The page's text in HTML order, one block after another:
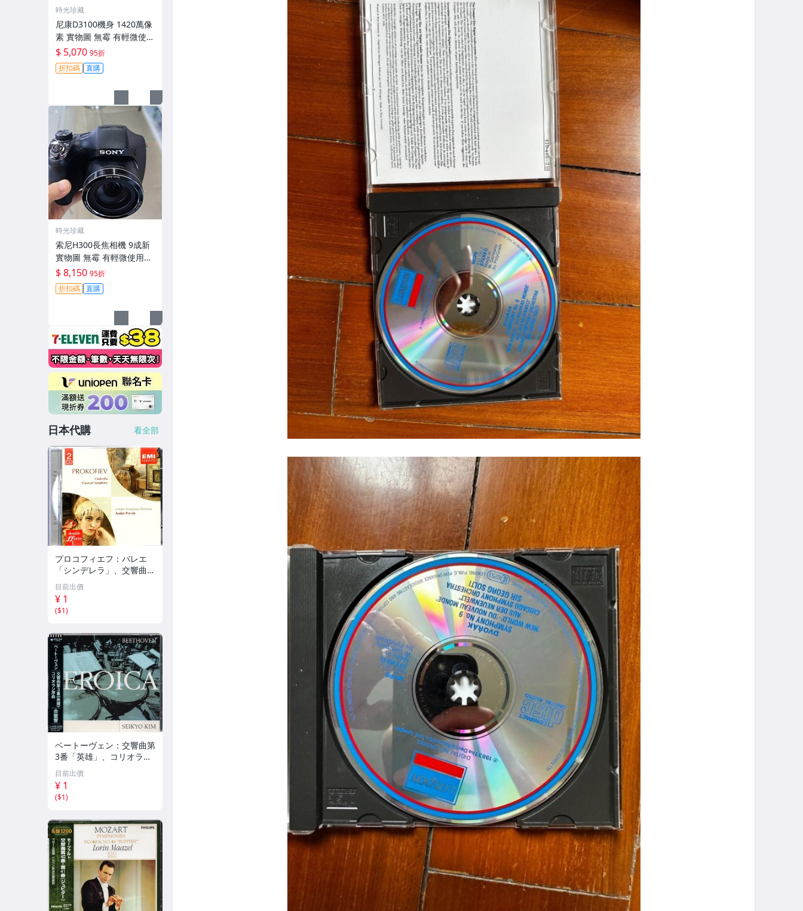
時光珍藏
尼康D3100機身 1420萬像
素 實物圖 無霉 有輕微使用
痕跡 機身原裝 無拆修無翻
新 臨-343
$ 5,070 95折
折扣碼 直購
時光珍藏
索尼H300長焦相機 9成新
實物圖 無霉 有輕微使用痕
跡 機身鏡頭原裝 無拆修無
翻新-3430
$ 8,150 95折
折扣碼 直購
日本代購 看全部
プロコフィエフ：バレエ
「シンデレラ」、交響曲第
1番「古典」 アンドレ・
プレヴィン EMI 70
目前出價
¥ 1
($1)
ベートーヴェン：交響曲第
3番「英雄」、コリオラン
序曲 金聖響 WARNER CL
ASSICS 224
目前出價
¥ 1
($1)